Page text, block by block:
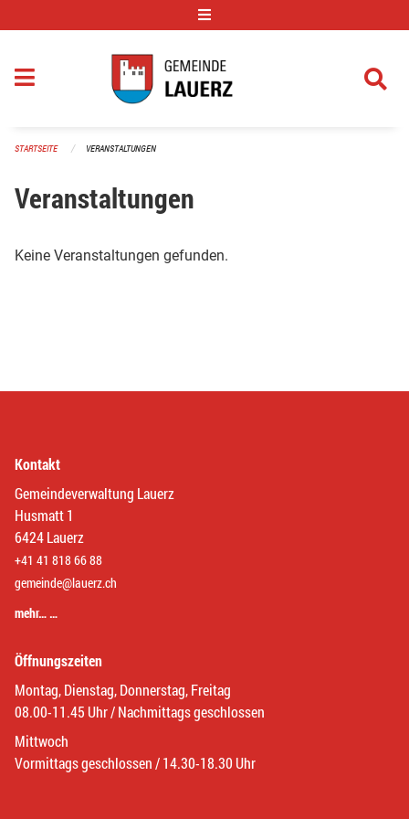
STARTSEITE VERANSTALTUNGEN
Veranstaltungen
Keine Veranstaltungen gefunden.
Kontakt
Gemeindeverwaltung Lauerz
Husmatt 1
6424 Lauerz
+41 41 818 66 88
gemeinde@lauerz.ch
mehr… …
Öffnungszeiten
Montag, Dienstag, Donnerstag, Freitag
08.00-11.45 Uhr / Nachmittags geschlossen
Mittwoch
Vormittags geschlossen / 14.30-18.30 Uhr